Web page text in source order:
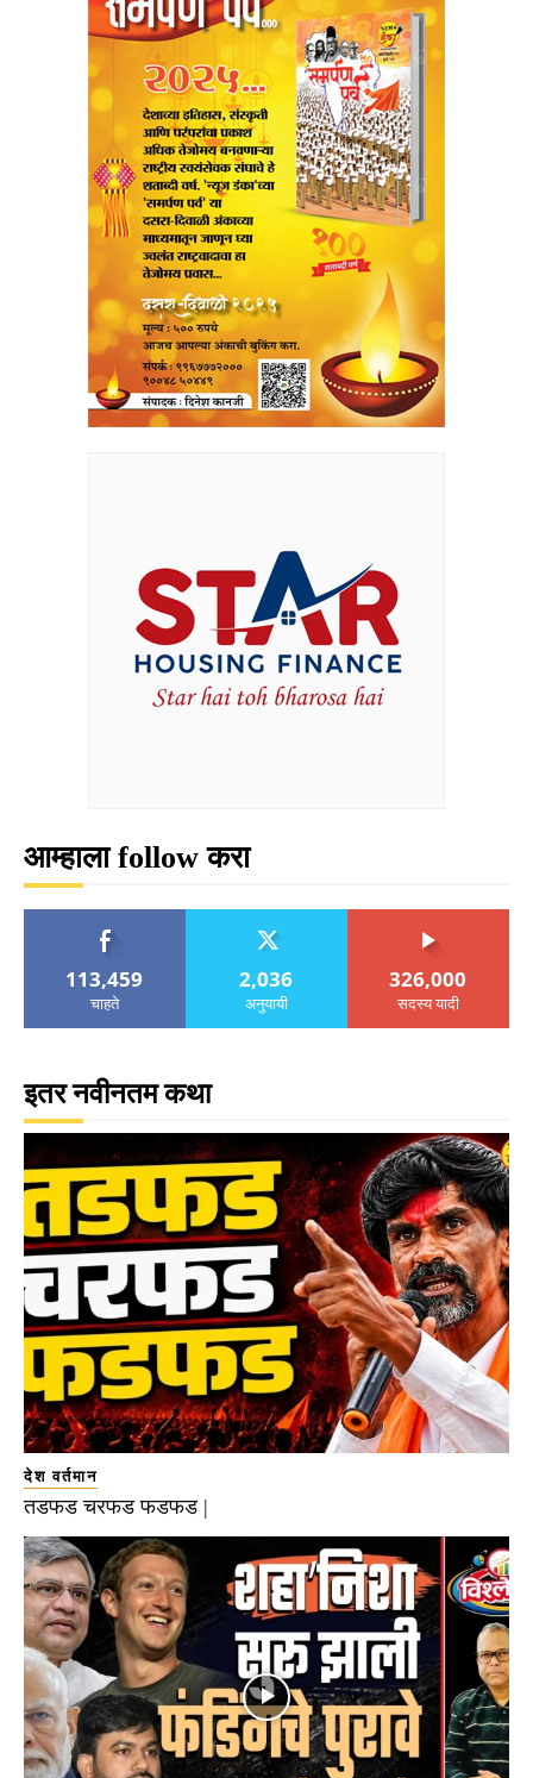
आम्हाला follow करा
113,459
चाहते
2,036
अनुयायी
326,000
सदस्य यादी
इतर नवीनतम कथा
देश वर्तमान
तडफड चरफड फडफड |